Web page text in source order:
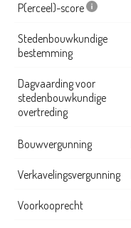
P(erceel)-score
Stedenbouwkundige
bestemming
Dagvaarding voor
stedenbouwkundige
overtreding
Bouwvergunning
Verkavelingsvergunning
Voorkooprecht